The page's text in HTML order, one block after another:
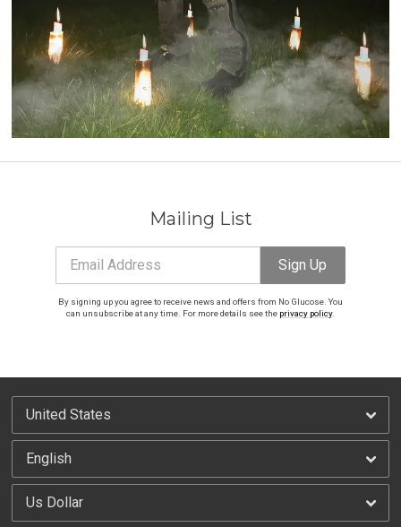
Mailing List
Email Address Sign Up
By signing up you agree to receive news and offers from No Glucose. You
can unsubscribe at any time. For more details see the privacy policy.